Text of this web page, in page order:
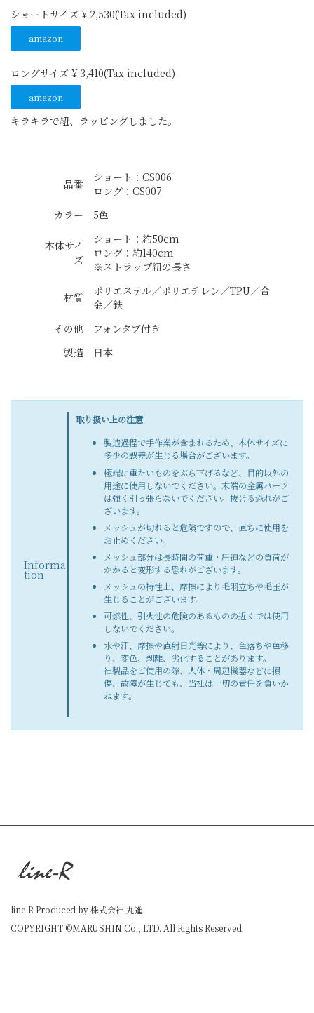
ショートサイズ ¥ 2,530(Tax included)
amazon
ロングサイズ ¥ 3,410(Tax included)
amazon
キラキラで紐、ラッピングしました。
品番
ショート：CS006
ロング：CS007
カラー
5色
本体サイ
ズ
ショート：約50cm
ロング：約140cm
※ストラップ紐の長さ
材質
ポリエステル／ポリエチレン／TPU／合
金／鉄
その他
フォンタブ付き
製造
日本
Informa
tion
取り扱い上の注意
製造過程で手作業が含まれるため、本体サイズに
多少の誤差が生じる場合がございます。
極端に重たいものをぶら下げるなど、目的以外の
用途に使用しないでください。末端の金属パーツ
は強く引っ張らないでください。抜ける恐れがご
ざいます。
メッシュが切れると危険ですので、直ちに使用を
お止めください。
メッシュ部分は長時間の荷重・圧迫などの負荷が
かかると変形する恐れがございます。
メッシュの特性上、摩擦により毛羽立ちや毛玉が
生じることがございます。
可燃性、引火性の危険のあるものの近くでは使用
しないでください。
水や汗、摩擦や直射日光等により、色落ちや色移
り、変色、剥離、劣化することがあります。
社製品をご使用の際、人体・周辺機器などに損
傷、故障が生じても、当社は一切の責任を負いか
ねます。
line-R Produced by 株式会社 丸進
COPYRIGHT ©MARUSHIN Co., LTD. All Rights Reserved